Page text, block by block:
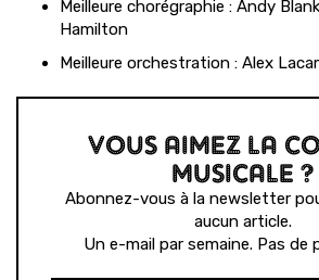
Meilleure chorégraphie : Andy
Hamilton
Meilleure orchestration : Alex
VOUS AIMEZ LA
MUSICALE ?
Abonnez-vous à la newsletter
aucun article.
Un e-mail par semaine. Pas de